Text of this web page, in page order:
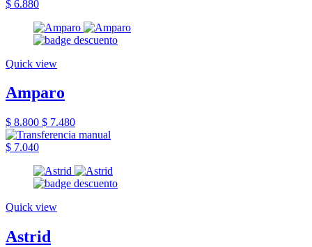
$ 6.880
Quick view
Amparo
$ 8.800 $ 7.480
$ 7.040
Quick view
Astrid